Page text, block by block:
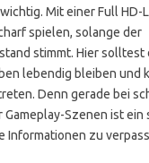
Mit einer Full HD-
spielen, solange der
stimmt. Hier solltest
lebendig bleiben und
Denn gerade bei
Szenen ist ein
Informationen zu